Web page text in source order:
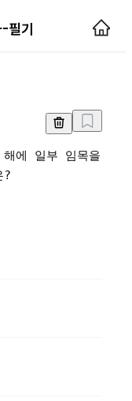
기 기출
필기
에 일부 임목을
?